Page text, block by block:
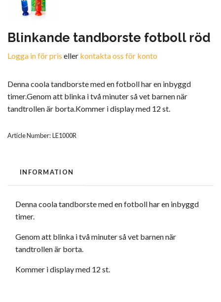
Blinkande tandborste fotboll röd
Logga in för pris eller kontakta oss för konto
Denna coola tandborste med en fotboll har en inbyggd
timer.Genom att blinka i två minuter så vet barnen när
tandtrollen är borta.Kommer i display med 12 st.
Article Number:LE1000R
INFORMATION
Denna coola tandborste med en fotboll har en inbyggd
timer.
Genom att blinka i två minuter så vet barnen när
tandtrollen är borta.
Kommer i display med 12 st.